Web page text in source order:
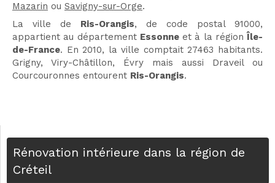
Mazarin ou Savigny-sur-Orge.
La ville de Ris-Orangis, de code postal 91000,
appartient au département Essonneet à la région Île-
de-France. En 2010, la ville comptait 27463 habitants.
Grigny, Viry-Châtillon, Évry mais aussi Draveil ou
Courcouronnes entourent Ris-Orangis.
Rénovation intérieure dans la région de
Créteil